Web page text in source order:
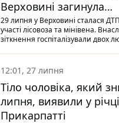
Верховині загинула
пасажирка, водійка - у
лікарні
29 липня у Верховині сталася
участі лісовоза та мінівена.
зіткнення госпіталізували двох
Також травми отримала водійка
автомобіля.
12:01, 27 липня
Тіло чоловіка, який
липня, виявили у
Прикарпатті